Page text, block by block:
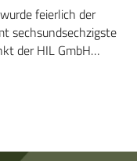
feierlich der
sechsundsechzigste
der HIL GmbH…